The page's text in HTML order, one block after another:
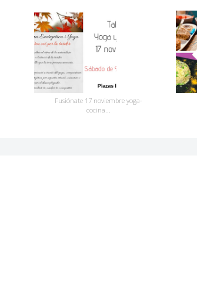
Fusiónate 17 noviembre yoga-
cocina...